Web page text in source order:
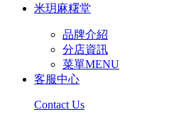
米玥麻糬堂
品牌介紹
分店資訊
菜單MENU
客服中心
Contact Us